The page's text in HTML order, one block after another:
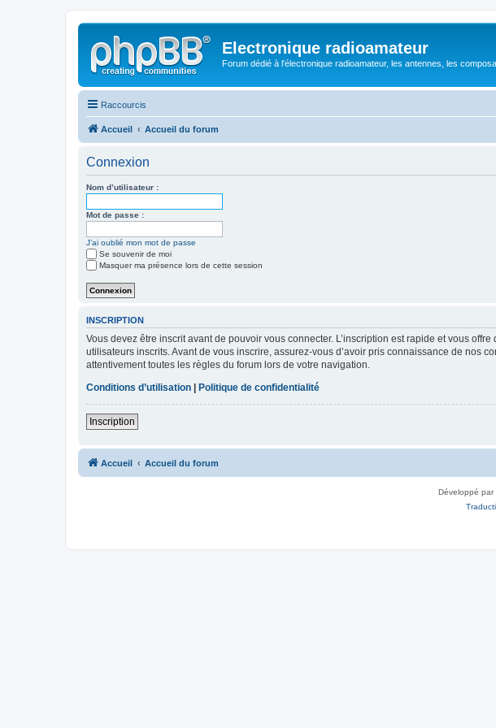
Electronique radioamateur
Forum dédié à l'électronique radioamateur, les antennes, les
Raccourcis
Accueil Accueil du forum
Connexion
Nom d’utilisateur :
Mot de passe :
J’ai oublié mon mot de passe
Se souvenir de moi
Masquer ma présence lors de cette session
INSCRIPTION
Vous devez être inscrit avant de pouvoir vous connecter. L’inscription est rapide et vous
utilisateurs inscrits. Avant de vous inscrire, assurez-vous d’avoir pris connaissance de nos
attentivement toutes les règles du forum lors de votre navigation.
Conditions d’utilisation
Politique de confidentialité
Inscription
Accueil Accueil du forum
Développé par